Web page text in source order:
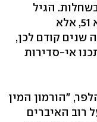
הגיל
הממוצע להופעת הסימפטומים הוא ‭,51‬ אלא
שנים קודם לכן,
אי-סדירות
הלפר, "הורמון המין
רוב האיברים